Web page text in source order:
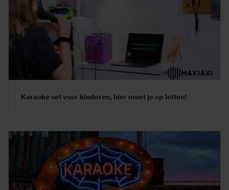
Karaoke set voor kinderen, hier moet je op letten!